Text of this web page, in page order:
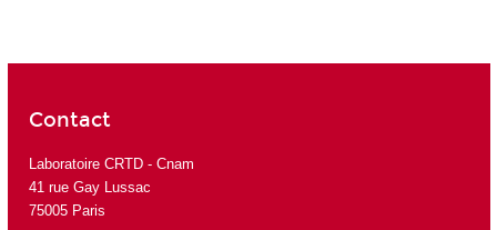
Contact
Laboratoire CRTD - Cnam
41 rue Gay Lussac
75005 Paris